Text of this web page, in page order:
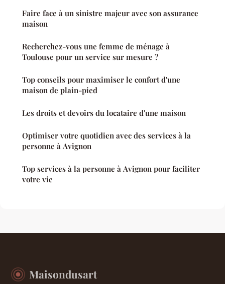
Faire face à un sinistre majeur avec son assurance
maison
Recherchez-vous une femme de ménage à
Toulouse pour un service sur mesure ?
Top conseils pour maximiser le confort d'une
maison de plain-pied
Les droits et devoirs du locataire d'une maison
Optimiser votre quotidien avec des services à la
personne à Avignon
Top services à la personne à Avignon pour faciliter
votre vie
Maisondusart